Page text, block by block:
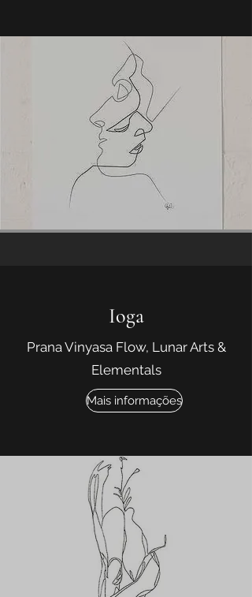
Ioga
Prana Vinyasa Flow, Lunar Arts &
Elementals
Mais informações